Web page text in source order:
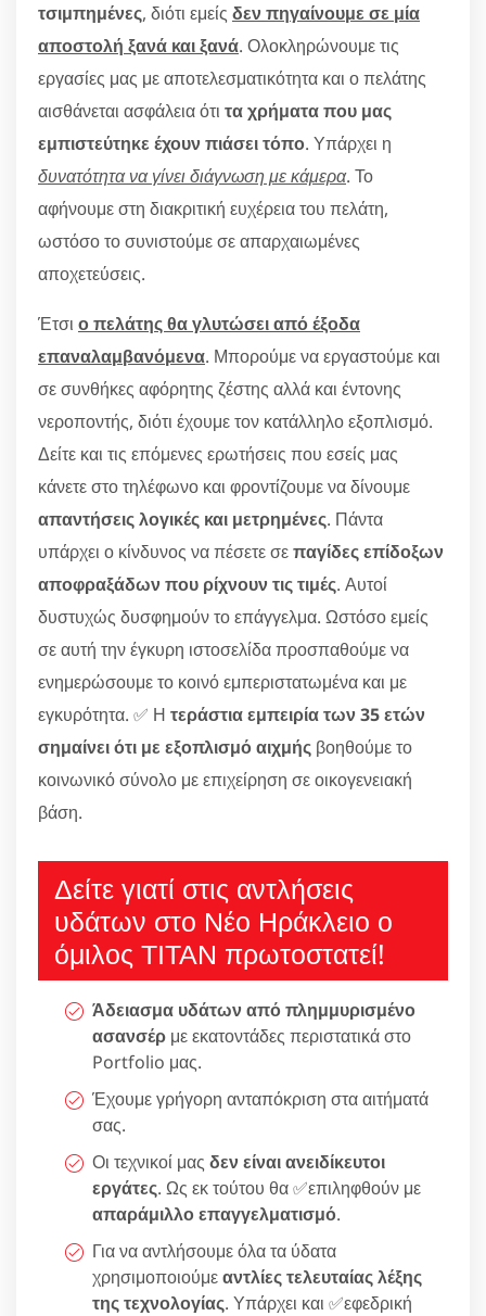
τσιμπημένες, διότι εμείς δεν πηγαίνουμε σε μία
αποστολή ξανά και ξανά. Ολοκληρώνουμε τις
εργασίες μας με αποτελεσματικότητα και ο πελάτης
αισθάνεται ασφάλεια ότι τα χρήματα που μας
εμπιστεύτηκε έχουν πιάσει τόπο. Υπάρχει η
δυνατότητα να γίνει διάγνωση με κάμερα. Το
αφήνουμε στη διακριτική ευχέρεια του πελάτη,
ωστόσο το συνιστούμε σε απαρχαιωμένες
αποχετεύσεις.
Έτσι ο πελάτης θα γλυτώσει από έξοδα
επαναλαμβανόμενα. Μπορούμε να εργαστούμε και
σε συνθήκες αφόρητης ζέστης αλλά και έντονης
νεροποντής, διότι έχουμε τον κατάλληλο εξοπλισμό.
Δείτε και τις επόμενες ερωτήσεις που εσείς μας
κάνετε στο τηλέφωνο και φροντίζουμε να δίνουμε
απαντήσεις λογικές και μετρημένες. Πάντα
υπάρχει ο κίνδυνος να πέσετε σεπαγίδες επίδοξων
αποφραξάδων που ρίχνουν τις τιμές. Αυτοί
δυστυχώς δυσφημούν το επάγγελμα. Ωστόσο εμείς
σε αυτή την έγκυρη ιστοσελίδα προσπαθούμε να
ενημερώσουμε το κοινό εμπεριστατωμένα και με
εγκυρότητα. ✅ Η τεράστια εμπειρία των 35 ετών
σημαίνει ότι με εξοπλισμό αιχμής βοηθούμε το
κοινωνικό σύνολο με επιχείρηση σε οικογενειακή
βάση.
Δείτε γιατί στις αντλήσεις
υδάτων στο Νέο Ηράκλειο ο
όμιλος ΤΙΤΑΝ πρωτοστατεί!
Άδειασμα υδάτων από πλημμυρισμένο
ασανσέρ με εκατοντάδες περιστατικά στο
Portfolio μας.
Έχουμε γρήγορη ανταπόκριση στα αιτήματά
σας.
Οι τεχνικοί μας δεν είναι ανειδίκευτοι
εργάτες. Ως εκ τούτου θα ✅επιληφθούν με
απαράμιλλο επαγγελματισμό.
Για να αντλήσουμε όλα τα ύδατα
χρησιμοποιούμεαντλίες τελευταίας λέξης
της τεχνολογίας. Υπάρχει και ✅εφεδρική